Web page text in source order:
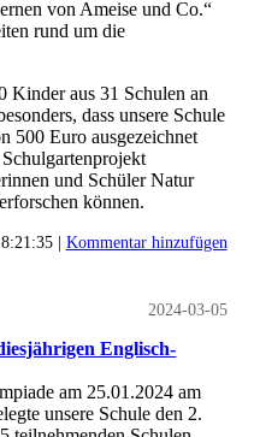
von Ameise und Co.“
rund um die
Kinder aus 31 Schulen an
dass unsere Schule
500 Euro ausgezeichnet
und Schüler Natur
können.
| Kommentar hinzufügen
2024-03-05
Englisch-
am 25.01.2024 am
unsere Schule den 2.